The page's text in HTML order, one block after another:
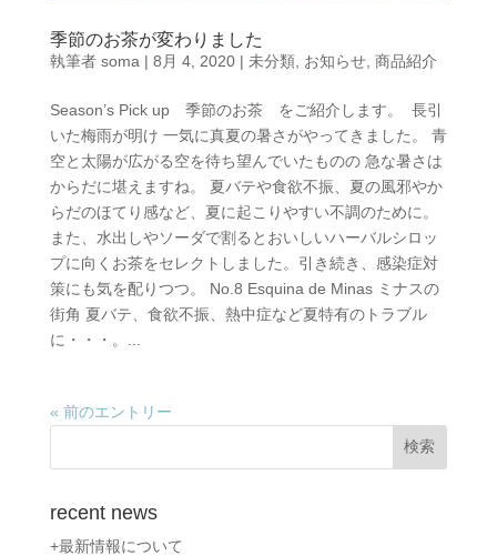
季節のお茶が変わりました
執筆者 soma | 8月 4, 2020| 未分類, お知らせ, 商品紹介
Season’s Pick up 季節のお茶​ をご紹介します。 ​ 長引
いた梅雨が明け 一気に真夏の暑さがやってきました。 青
空と太陽が広がる空を待ち望んでいたものの 急な暑さは
からだに堪えますね。 夏バテや食欲不振、夏の風邪やか
らだのほてり感など、夏に起こりやすい不調のために。
また、水出しやソーダで割るとおいしいハーバルシロッ
プに向くお茶をセレクトしました。引き続き、感染症対
策にも気を配りつつ。 No.8 Esquina de Minas ミナスの
街角 夏バテ、食欲不振、熱中症など夏特有のトラブル
に・・・。...
« 前のエントリー
recent news
+最新情報について